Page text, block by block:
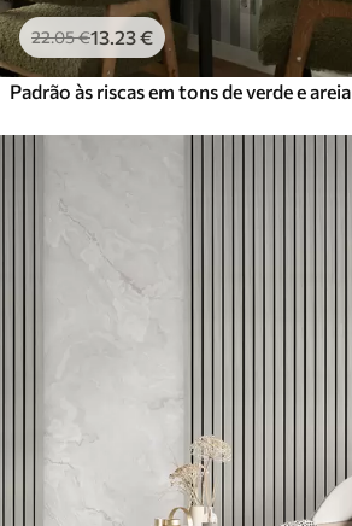
22.05€13 .23€
Padrão às riscas em tons de verde e areia